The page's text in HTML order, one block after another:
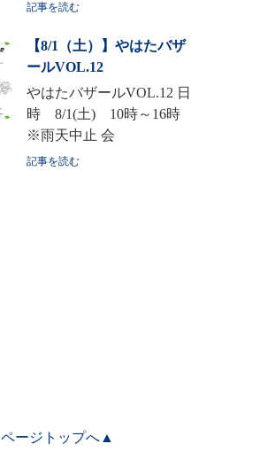
記事を読む
【8/1（土）】やはたバザ
ールVOL.12
やはたバザールVOL.12 日
時 8/1(土) 10時～16時
※雨天中止 会
記事を読む
ページトップへ▲